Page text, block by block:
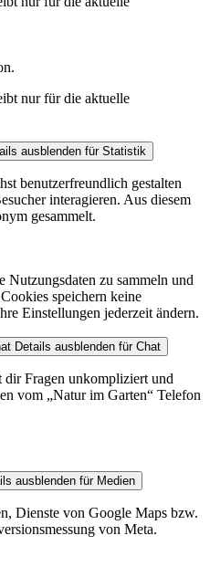
nur für die aktuelle
ausblenden für Statistik
benutzerfreundlich gestalten
interagieren. Aus diesem
gesammelt.
zu sammeln und
speichern keine
Einstellungen jederzeit ändern.
Details ausblenden für Chat
Fragen unkompliziert und
vom „Natur im Garten“ Telefon
ausblenden für Medien
Dienste von Google Maps bzw.
von Meta.